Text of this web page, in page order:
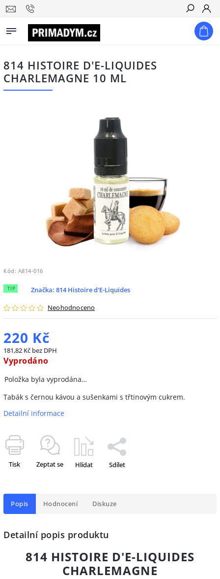
Hledat
814 HISTOIRE D'E-LIQUIDES
CHARLEMAGNE 10 ML
Kód: A814-016
TIP
Neohodnoceno
Značka: 814 Histoire d'E-Liquides
220 Kč
181,82 Kč bez DPH
Vyprodáno
Položka byla vyprodána…
Tabák s černou kávou a sušenkami s třtinovým cukrem.
Detailní informace
Tisk Zeptat se Hlídat Sdílet
Popis Hodnocení Diskuze
Detailní popis produktu
814 HISTOIRE D'E-LIQUIDES
CHARLEMAGNE